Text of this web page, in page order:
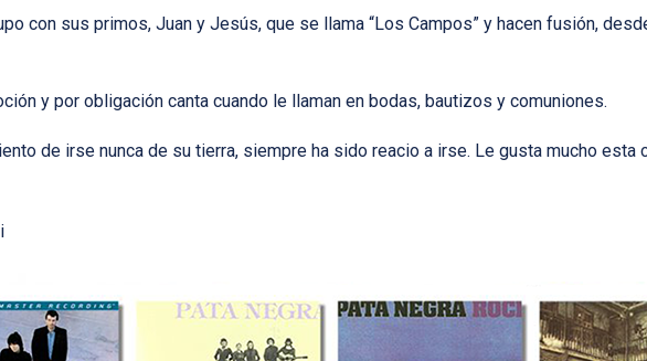
con sus primos, Juan y Jesús, que se llama “Los Campos” y hacen fusión,
y por obligación canta cuando le llaman en bodas, bautizos y comuniones.
de irse nunca de su tierra, siempre ha sido reacio a irse. Le gusta mucho esta